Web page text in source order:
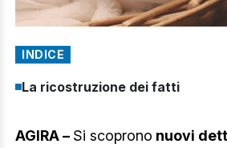
INDICE
La ricostruzione dei fatti
AGIRA – Si scoprono nuovi